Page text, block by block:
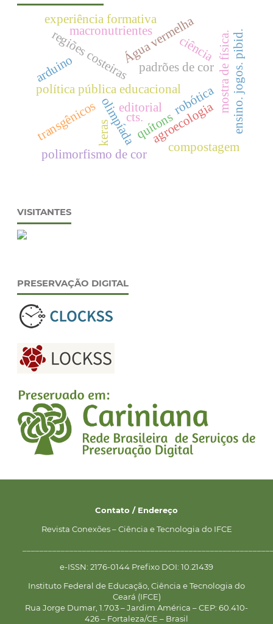
editorial
olimpíada
política pública educacional
padrões de cor
polimorfismo de cor
quítons
regiões costeiras
robótica
keras
mostra de física.
transgênicos cts.
Água vermelha
agroecologia
compostagem
experiência formativa
ensino. jogos. pibid.
ciência
macronutrientes
arduino
VISITANTES
PRESERVAÇÃO DIGITAL
Contato / Endereço
Revista Conexões – Ciência e Tecnologia do IFCE
e-ISSN: 2176-0144 Prefixo DOI: 10.21439
Instituto Federal de Educação, Ciência e Tecnologia do
Ceará (IFCE)
Rua Jorge Dumar, 1.703 – Jardim América – CEP: 60.410-
426 – Fortaleza/CE – Brasil